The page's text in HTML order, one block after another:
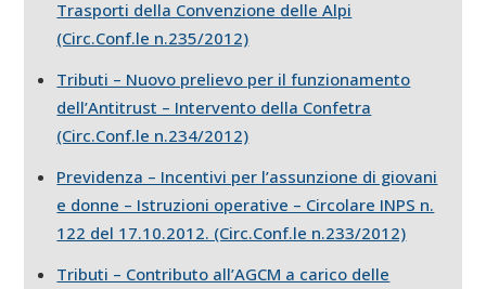
Trasporti della Convenzione delle Alpi
(Circ.Conf.le n.235/2012)
Tributi – Nuovo prelievo per il funzionamento
dell’Antitrust – Intervento della Confetra
(Circ.Conf.le n.234/2012)
Previdenza – Incentivi per l’assunzione di giovani
e donne – Istruzioni operative – Circolare INPS n.
122 del 17.10.2012. (Circ.Conf.le n.233/2012)
Tributi – Contributo all’AGCM a carico delle